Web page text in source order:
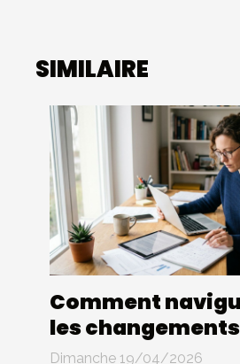
SIMILAIRE
Comment
les changements
législatifs du
Dimanche 19/04/2026